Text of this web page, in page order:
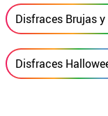
Disfraces Brujas
Disfraces